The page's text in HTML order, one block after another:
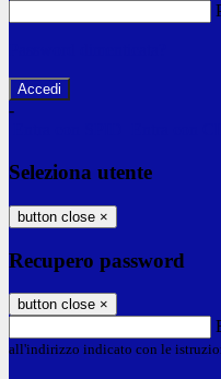
-
Seleziona utente
button close ×
Recupero password
button close ×
all'indirizzo indicato con le